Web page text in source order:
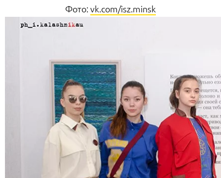
Фото: vk.com/isz.minsk